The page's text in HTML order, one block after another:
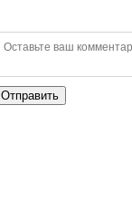
Отправить